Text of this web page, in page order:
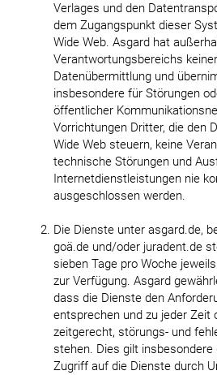
Verlages und den
dem Zugangspunkt dieser
Wide Web. Asgard hat
Verantwortungsbereichs
Datenübermittlung und
insbesondere für Störungen
öffentlicher
Vorrichtungen Dritter, die den
Wide Web steuern, keine
technische Störungen und
Internetdienstleistungen nie
ausgeschlossen werden.
Die Dienste unter asgard.de,
goä.de und/oder juradent.de
sieben Tage pro Woche
zur Verfügung. Asgard
dass die Dienste den
entsprechen und zu jeder Zeit
zeitgerecht, störungs- und
stehen. Dies gilt insbesondere
Zugriff auf die Dienste durch